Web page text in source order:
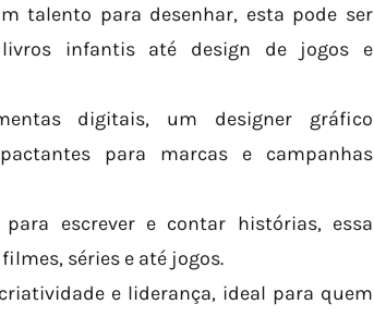
talento para desenhar, esta pode ser
infantis até design de jogos e
digitais, um designer gráfico
para marcas e campanhas
escrever e contar histórias, essa
séries e até jogos.
e liderança, ideal para quem